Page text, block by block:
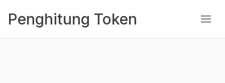
Penghitung Token